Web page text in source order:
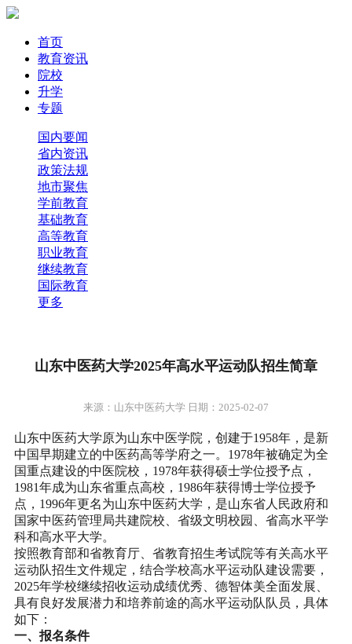
首页
教育资讯
院校
升学
专题
国内要闻
省内资讯
政策法规
地市聚焦
学前教育
基础教育
高等教育
职业教育
继续教育
国际教育
更多
山东中医药大学2025年高水平运动队招生简章
来源：山东中医药大学 日期：2025-02-07
山东中医药大学原为山东中医学院，创建于1958年，是新
中国早期建立的中医药高等学府之一。1978年被确定为全
国重点建设的中医院校，1978年获得硕士学位授予点，
1981年成为山东省重点高校，1986年获得博士学位授予
点，1996年更名为山东中医药大学，是山东省人民政府和
国家中医药管理局共建院校、省级文明校园、省高水平学
科和高水平大学。
按照教育部和省教育厅、省教育招生考试院等有关高水平
运动队招生文件规定，结合学校高水平运动队建设需要，
2025年学校继续招收运动成绩优秀、德智体美全面发展、
具有良好发展潜力和培养前途的高水平运动队队员，具体
如下：
一、报名条件